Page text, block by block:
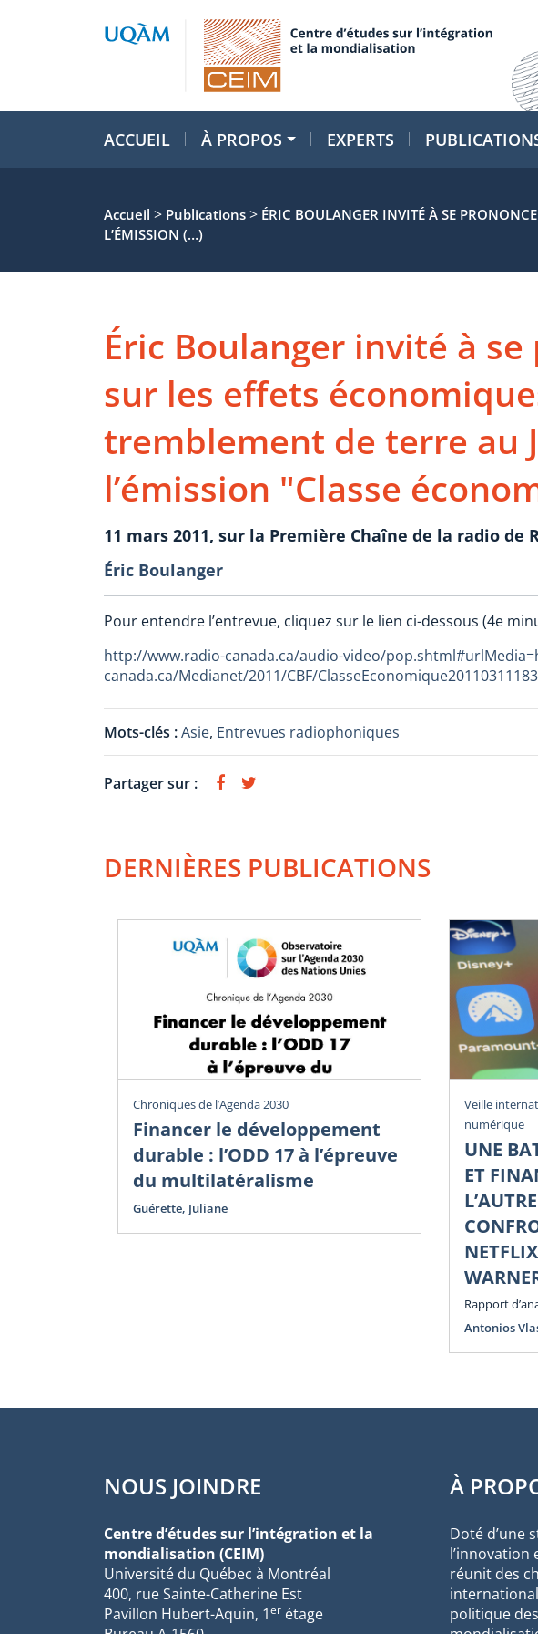
ACCUEIL À PROPOS EXPERTS
Accueil > Publications > ÉRIC BOULANGER INVITÉ À SE
L’ÉMISSION (…)
Éric Boulanger invité à
sur les effets
tremblement de terre au
l’émission "Classe
11 mars 2011, sur la Première Chaîne de la radio de
Éric Boulanger
Pour entendre l’entrevue, cliquez sur le lien ci-dessous (4e
http://www.radio-canada.ca/audio-video/
canada.ca/Medianet/2011/CBF/
Mots-clés :Asie, Entrevues radiophoniques
Partager sur :
DERNIÈRES PUBLICATIONS
Chroniques de l’Agenda 2030
Financer le développement
durable : l’ODD 17 à l’épreuve
du multilatéralisme
Guérette, Juliane
Veille
numérique
UNE
ET
Rapport
Antonios
NOUS JOINDRE
Centre d’études sur l’intégration et la
mondialisation (CEIM)
Université du Québec à Montréal
400, rue Sainte-Catherine Est
Pavillon Hubert-Aquin, 1er étage
À
Doté d’une
l’innovation
réunit des
politique